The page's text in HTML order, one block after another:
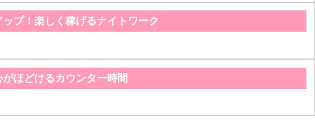
プ！楽しく稼げるナイトワーク
ほどけるカウンター時間